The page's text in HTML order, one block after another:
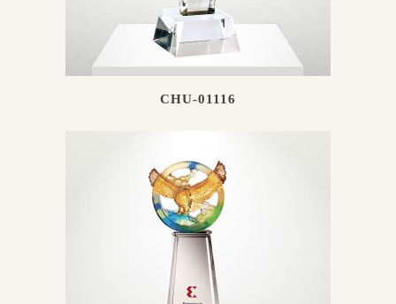
CHU-01116